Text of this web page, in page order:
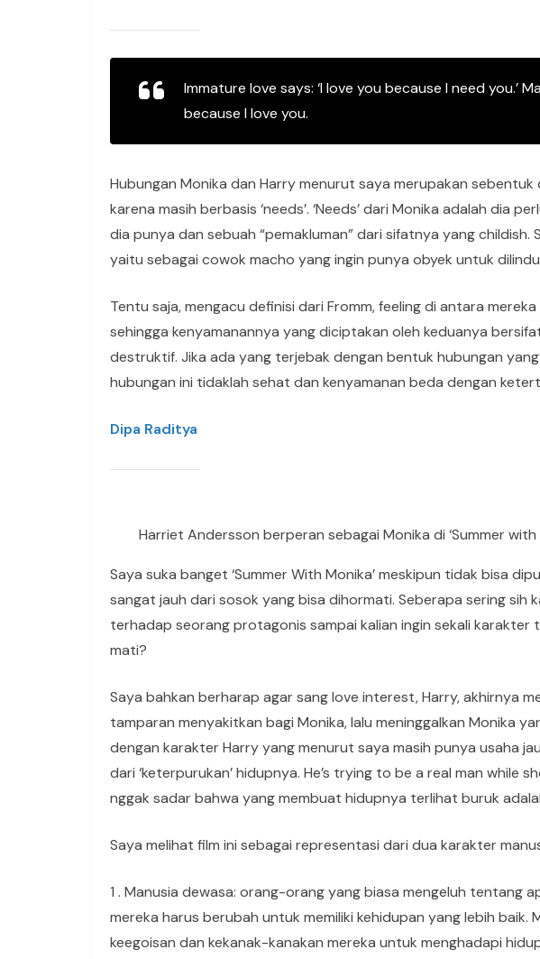
Immature love says: ‘I love you because I need you.’
because I love you.
Hubungan Monika dan Harry menurut saya merupakan
karena masih berbasis ‘needs’. ‘Needs’ dari Monika adalah dia
dia punya dan sebuah “pemakluman” dari sifatnya yang childish.
yaitu sebagai cowok macho yang ingin punya obyek untuk
Tentu saja, mengacu definisi dari Fromm, feeling di antara
sehingga kenyamanannya yang diciptakan oleh keduanya
destruktif. Jika ada yang terjebak dengan bentuk hubungan
hubungan ini tidaklah sehat dan kenyamanan beda dengan
Dipa Raditya
Harriet Andersson berperan sebagai Monika di ‘Summer with
Saya suka banget ‘Summer With Monika’ meskipun tidak bisa
sangat jauh dari sosok yang bisa dihormati. Seberapa sering sih
terhadap seorang protagonis sampai kalian ingin sekali karakter
mati?
Saya bahkan berharap agar sang love interest, Harry, akhirnya
tamparan menyakitkan bagi Monika, lalu meninggalkan Monika
dengan karakter Harry yang menurut saya masih punya usaha
dari ‘keterpurukan’ hidupnya. He’s trying to be a real man while
nggak sadar bahwa yang membuat hidupnya terlihat buruk
Saya melihat film ini sebagai representasi dari dua karakter
1 . Manusia dewasa: orang-orang yang biasa mengeluh tentang
mereka harus berubah untuk memiliki kehidupan yang lebih baik.
keegoisan dan kekanak-kanakan mereka untuk menghadapi